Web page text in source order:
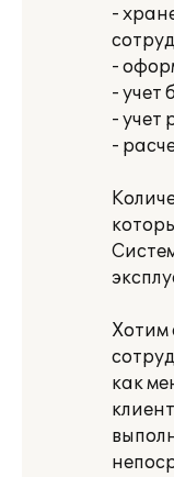
-
-
- учет
- учет
-
Хотим
как